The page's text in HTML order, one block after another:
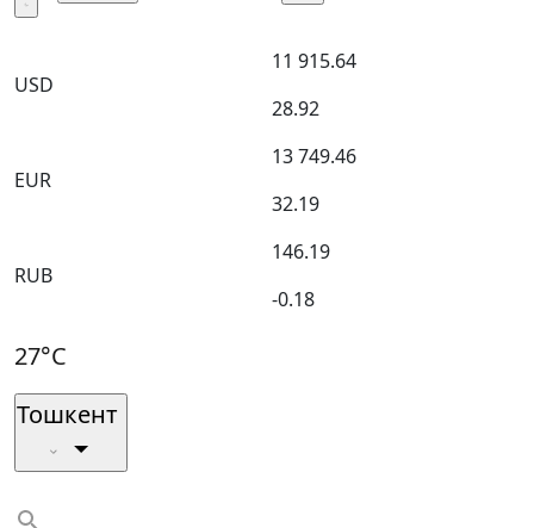
USD
11 915.64
28.92
EUR
13 749.46
32.19
RUB
146.19
-0.18
27°C
Тошкент